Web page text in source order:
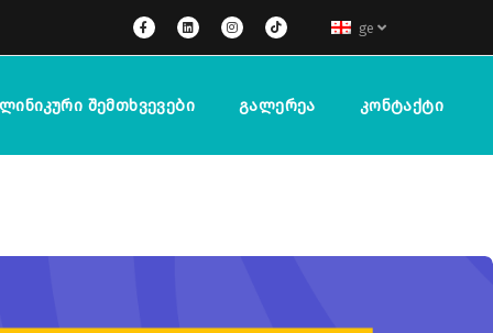
ge
Შემთხვევები Გალერეა Კონტაქტი